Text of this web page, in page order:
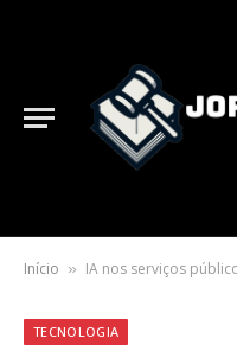
Início » IA nos serviços públicos avança no Brasil
TECNOLOGIA